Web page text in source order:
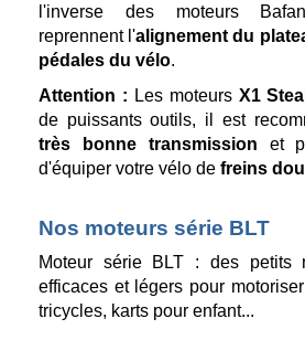
l'inverse des moteurs
reprennent l'alignement du
pédales du vélo.
Attention : Les moteurs X1
de puissants outils, il est
très bonne transmission et
d'équiper votre vélo de freins
Nos moteurs série BLT
Moteur série BLT : des petits
efficaces et légers pour
tricycles, karts pour enfant...